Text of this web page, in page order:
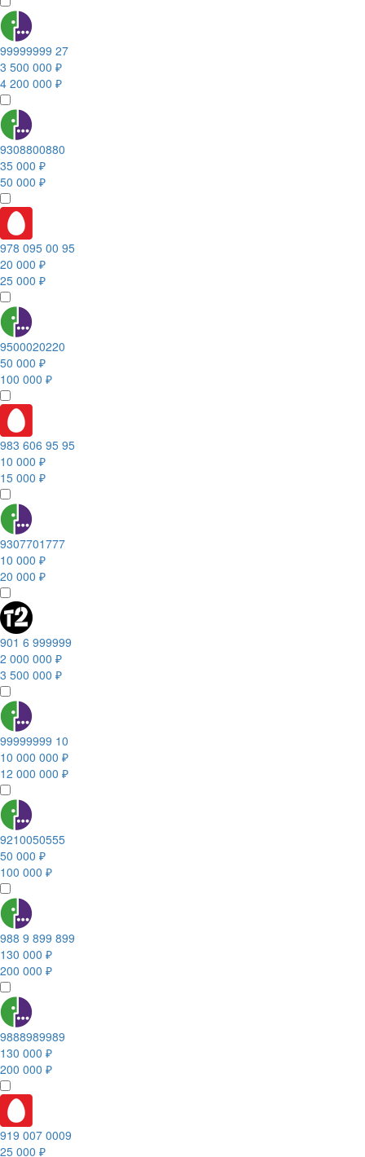
99999999 27
3 500 000 ₽
4 200 000 ₽
9308800880
35 000 ₽
50 000 ₽
978 095 00 95
20 000 ₽
25 000 ₽
9500020220
50 000 ₽
100 000 ₽
983 606 95 95
10 000 ₽
15 000 ₽
9307701777
10 000 ₽
20 000 ₽
901 6 999999
2 000 000 ₽
3 500 000 ₽
99999999 10
10 000 000 ₽
12 000 000 ₽
9210050555
50 000 ₽
100 000 ₽
988 9 899 899
130 000 ₽
200 000 ₽
9888989989
130 000 ₽
200 000 ₽
919 007 0009
25 000 ₽